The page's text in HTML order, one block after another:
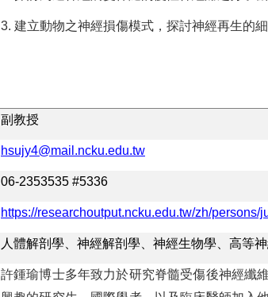
3. 建立動物之神經損傷模式，探討神經再生的
副教授
hsujy4@mail.ncku.edu.tw
06-2353535 #5336
https://researchoutput.ncku.edu.tw/zh/persons/
人體解剖學、神經解剖學、神經生物學、高等
許鍾瑜博士多年致力於研究脊髓受傷後神經纖